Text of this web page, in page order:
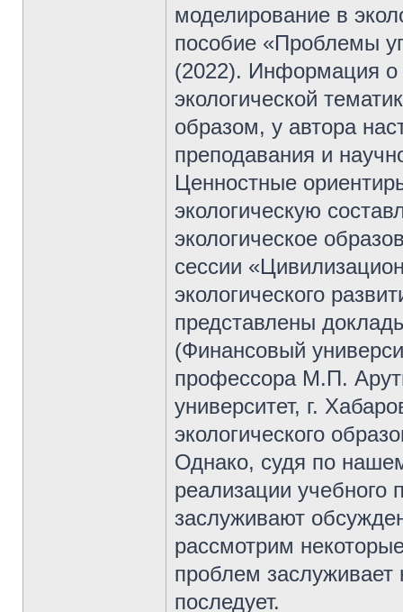
моделирование в
пособие «Проблемы
(2022). Информация о
экологической
образом, у автора
преподавания и
Ценностные
экологическую
экологическое
сессии
экологического
представлены
(Финансовый
профессора М.П.
университет, г.
экологического
Однако, судя по
реализации
заслуживают
рассмотрим
проблем заслуживает
последует.